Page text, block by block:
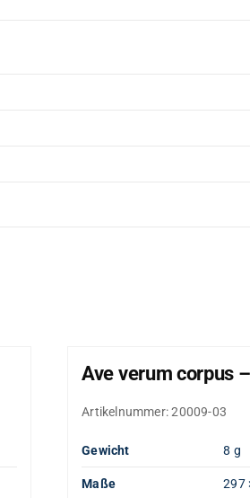
Ave verum corpus
Artikelnummer:20009-03
Gewicht 8 g
Maße 297